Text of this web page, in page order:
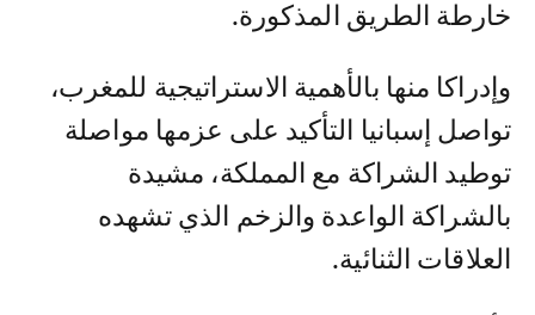
خارطة الطريق المذكورة.
وإدراكا منها بالأهمية الاستراتيجية للمغرب،
تواصل إسبانيا التأكيد على عزمها مواصلة
توطيد الشراكة مع المملكة، مشيدة
بالشراكة الواعدة والزخم الذي تشهده
العلاقات الثنائية.